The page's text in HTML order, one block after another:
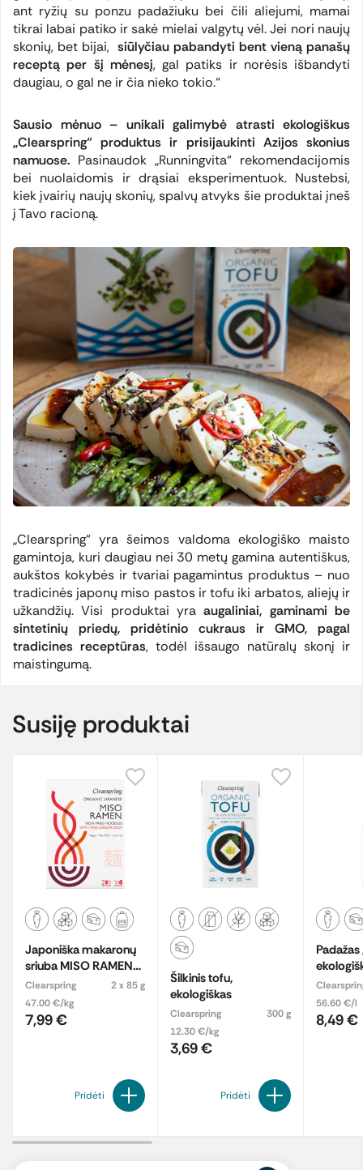
ant ryžių su ponzu padažiuku bei čili aliejumi, mamai
tikrai labai patiko ir sakė mielai valgytų vėl. Jei nori naujų
skonių, bet bijai, siūlyčiau pabandyti bent vieną panašų
receptą per šį mėnesį, gal patiks ir norėsis išbandyti
daugiau, o gal ne ir čia nieko tokio.“
Sausio mėnuo – unikali galimybė atrasti ekologiškus
„Clearspring“ produktus ir prisijaukinti Azijos skonius
namuose. Pasinaudok „Runningvita“ rekomendacijomis
bei nuolaidomis ir drąsiai eksperimentuok. Nustebsi,
kiek įvairių naujų skonių, spalvų atvyks šie produktai įneš
į Tavo racioną.
„Clearspring“ yra šeimos valdoma ekologiško maisto
gamintoja, kuri daugiau nei 30 metų gamina autentiškus,
aukštos kokybės ir tvariai pagamintus produktus – nuo
tradicinės japonų miso pastos ir tofu iki arbatos, aliejų ir
užkandžių. Visi produktai yraaugaliniai, gaminami be
sintetinių priedų, pridėtinio cukraus ir GMO, pagal
tradicines receptūras, todėl išsaugo natūralų skonį ir
maistingumą.
Susiję produktai
Japoniška makaronų
sriuba MISO RAMEN
su imbiero sultiniu,
ekologiška
Clearspring
2 x 85 g
47.00 €/kg
7,99 €
Pridėti
Šilkinis tofu,
ekologiškas
Clearspring
300 g
12.30 €/kg
3,69 €
Pridėti
Padažas
56.60 €/l
8,49 €